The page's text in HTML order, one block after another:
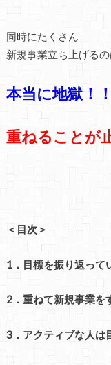
同時にたくさん
新規事業立ち上げる
本当に地獄！
重ねることが
＜目次＞
1．目標を振り返って
2．重ねて新規事業を
3．アクティブな人は